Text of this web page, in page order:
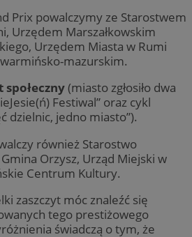
Prix powalczymy ze Starostwem
Urzędem Marszałkowskim
Urzędem Miasta w Rumi
mazurskim.
społeczny(miasto zgłosiło dwa
Festiwal” oraz cykl
dzielnic, jedno miasto”).
również Starostwo
Orzysz, Urząd Miejski w
Centrum Kultury.
zaszczyt móc znaleźć się
tego prestiżowego
świadczą o tym, że